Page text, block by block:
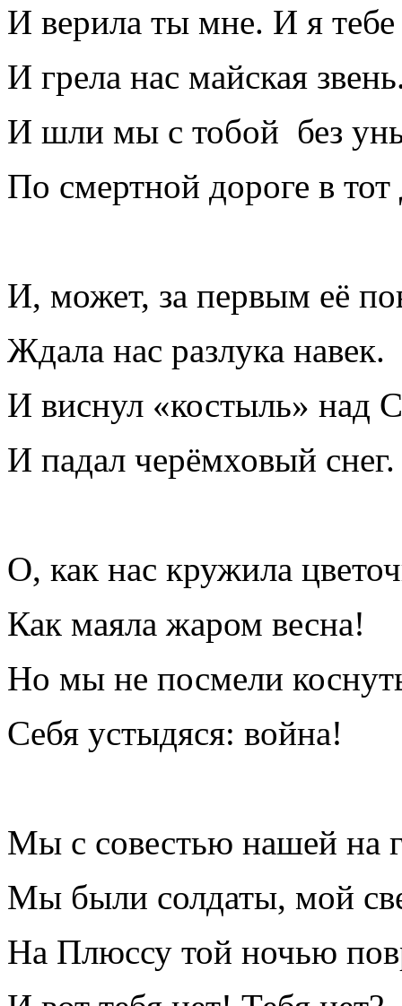
И верила ты мне. И я
И грела нас майская
И шли мы с тобой без
По смертной дороге в тот
И, может, за первым её
Ждала нас разлука навек.
И виснул «костыль» над
И падал черёмховый снег.
О, как нас кружила
Как маяла жаром весна!
Но мы не посмели
Себя устыдяся: война!
Мы с совестью нашей на
Мы были солдаты, мой
На Плюссу той ночью